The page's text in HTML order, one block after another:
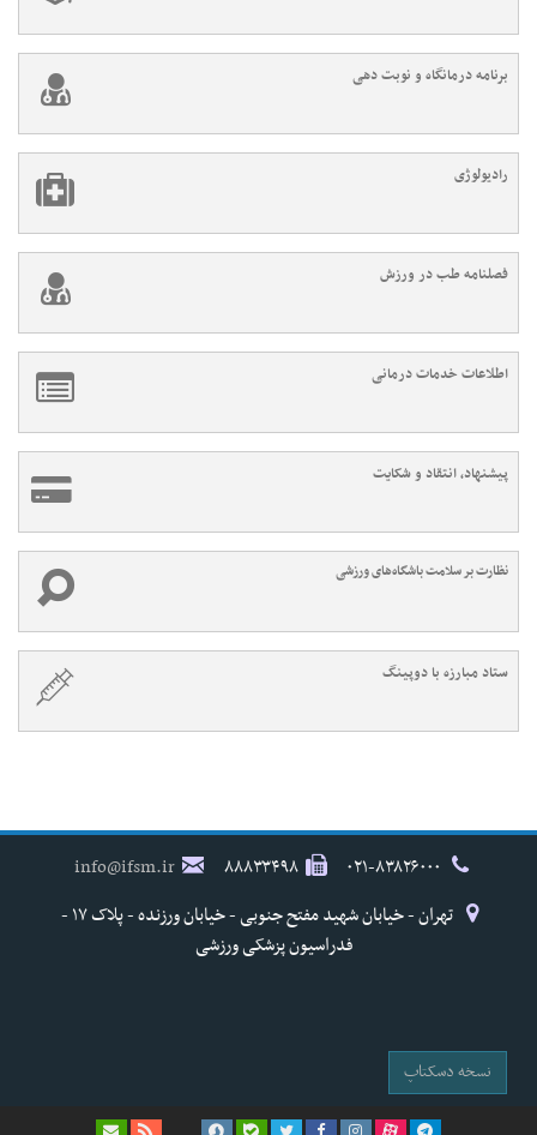
برنامه درمانگاه و نوبت دهی
رادیولوژی
فصلنامه طب در ورزش
اطلاعات خدمات درمانی
پیشنهاد، انتقاد و شکایت
نظارت بر سلامت باشگاه‌های ورزشی
ستاد مبارزه با دوپینگ
۸۸۸۳۳۴۹۸
info@ifsm.ir
تهران - خیابان شهید مفتح جنوبی - خیابان ورزنده - پلاک ۱۷ -
فدراسیون پزشکی ورزشی
نسخه دسکتاپ